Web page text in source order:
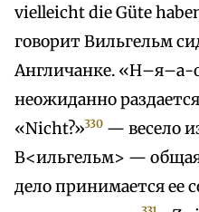
vielleicht die Güte
говорит Вильгельм
Англичанке. «Н–я–а-
неожиданно
«Nicht?»330 — весело
В<ильгельм> — общая
дело принимается ее